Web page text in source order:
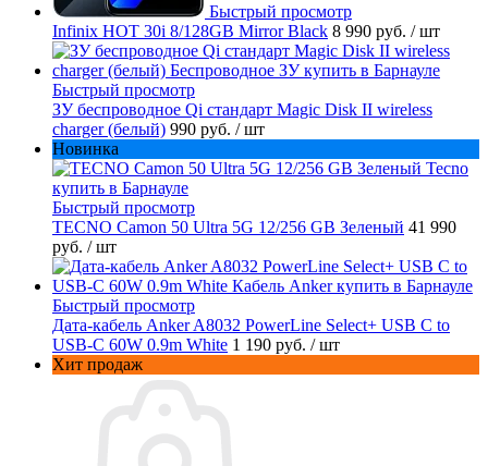
Быстрый просмотр
Infinix HOT 30i 8/128GB Mirror Black 8 990 руб. / шт
Быстрый просмотр
ЗУ беспроводное Qi стандарт Magic Disk II wireless
charger (белый) 990 руб. / шт
Новинка
Быстрый просмотр
TECNO Camon 50 Ultra 5G 12/256 GB Зеленый 41 990
руб. / шт
Быстрый просмотр
Дата-кабель Anker A8032 PowerLine Select+ USB C to
USB-C 60W 0.9m White 1 190 руб. / шт
Хит продаж